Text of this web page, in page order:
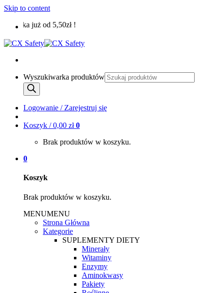
Skip to content
już od 5,50zł !
Wyszukiwarka produktów
Logowanie / Zarejestruj się
Koszyk /0,00 zł 0
Brak produktów w koszyku.
0
Koszyk
Brak produktów w koszyku.
MENUMENU
Strona Główna
Kategorie
SUPLEMENTY DIETY
Minerały
Witaminy
Enzymy
Aminokwasy
Pakiety